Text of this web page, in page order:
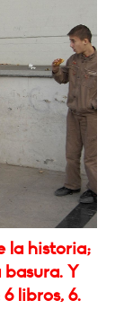
la historia;
Y
libros, 6.